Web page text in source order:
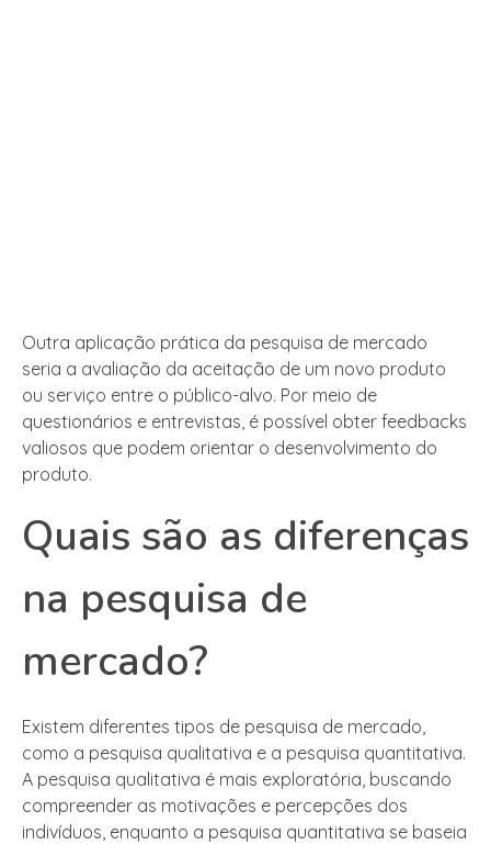
Outra aplicação prática da pesquisa de mercado
seria a avaliação da aceitação de um novo produto
ou serviço entre o público-alvo. Por meio de
questionários e entrevistas, é possível obter feedbacks
valiosos que podem orientar o desenvolvimento do
produto.
Quais são as diferenças
na pesquisa de
mercado?
Existem diferentes tipos de pesquisa de mercado,
como a pesquisa qualitativa e a pesquisa quantitativa.
A pesquisa qualitativa é mais exploratória, buscando
compreender as motivações e percepções dos
indivíduos, enquanto a pesquisa quantitativa se baseia